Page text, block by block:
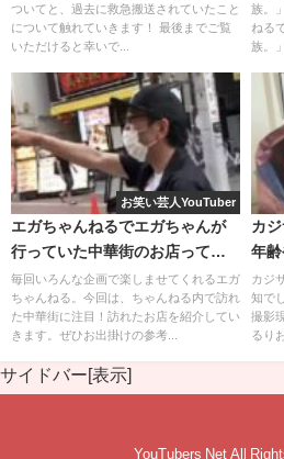
「ブリーフ団」をモチーフにした
ブリーフ団好きの方にはたまらな
以上４種類が今回のプライズです
さらにクレーンゲームだけではな
ついてと、過去に救急搬送されていたこと
について触れていきます！ 最後までご覧
いただけると幸いで...
族。
ねる
族。
お笑い芸人YouTuber
エガちゃんねるでエガちゃんが
行っていた中華街のお店って？
おすすめのお店がどんな所か調
べてみた
毎回いろんな企画で楽しませてくれるエガ
ちゃんねる。今回は、ちゃんねる内で訪れ
た中華街に注目！訪れたお店を紹介してい
きます。ぜひお出掛けの参考...
カ
年齢
カジ
知で
撮影
るり
サイドバー[表示]
YouTubers Net All